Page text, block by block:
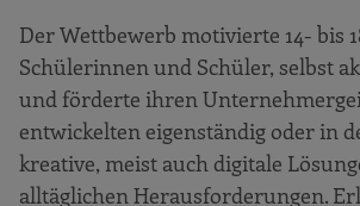
Der Wettbewerb motivierte 14- bis
Schülerinnen und Schüler, selbst
und förderte ihren
entwickelten eigenständig oder in
kreative, meist auch digitale
alltäglichen Herausforderungen.